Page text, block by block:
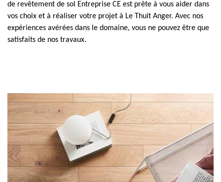
de revêtement de sol Entreprise CE est prête à vous aider dans
vos choix et à réaliser votre projet à Le Thuit Anger. Avec nos
expériences avérées dans le domaine, vous ne pouvez être que
satisfaits de nos travaux.